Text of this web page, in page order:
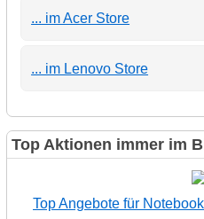
... im Acer Store
... im Lenovo Store
Top Aktionen immer im
Top Angebote für